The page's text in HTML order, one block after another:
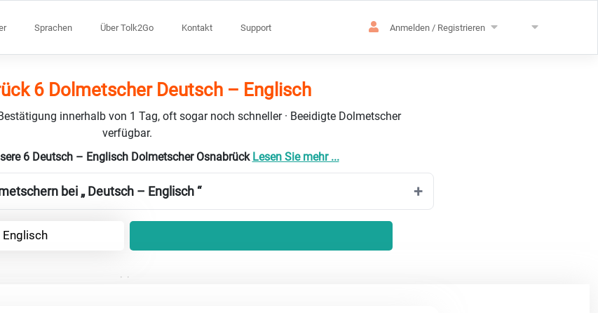
Sprachen Über Tolk2Go Kontakt Support Anmelden / Registrieren
6 Dolmetscher Deutsch – Englisch
innerhalb von 1 Tag, oft sogar noch schneller · Beeidigte Dolmetscher
verfügbar.
6 Deutsch – Englisch Dolmetscher Osnabrück Lesen Sie mehr ...
bei „ Deutsch – Englisch “
Englisch